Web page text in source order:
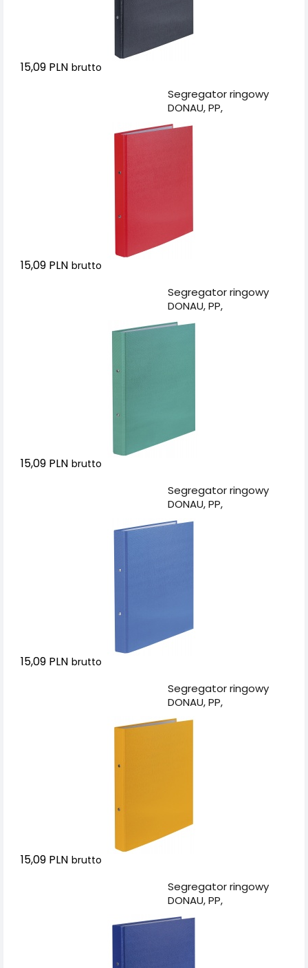
15,09 PLN brutto
Segregator ringowy
DONAU, PP,
A4/2R/20mm,
15,09 PLN brutto
Segregator ringowy
DONAU, PP,
A4/2R/20mm, zielony
15,09 PLN brutto
Segregator ringowy
DONAU, PP,
A4/2R/20mm, niebieski
15,09 PLN brutto
Segregator ringowy
DONAU, PP,
A4/2R/20mm, żółty
15,09 PLN brutto
Segregator ringowy
DONAU, PP,
A4/2R/20mm,